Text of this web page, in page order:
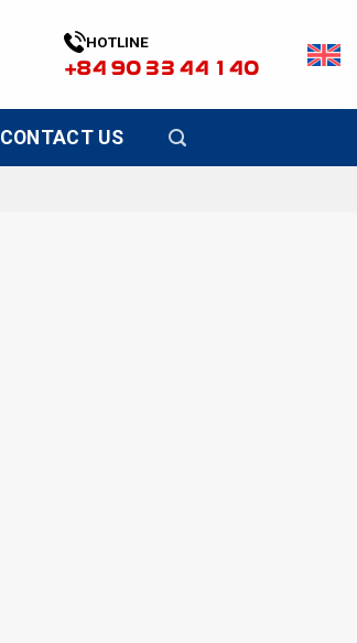
HOTLINE
+84 90 33 44 140
CONTACT US